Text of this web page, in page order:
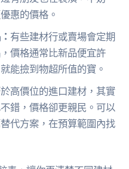
惠的價格。
有些建材行或賣場會定期
價格通常比新品便宜許
能撿到物超所值的寶。
高價位的進口建材，其實
錯，價格卻更親民。可以
代方案，在預算範圍內找